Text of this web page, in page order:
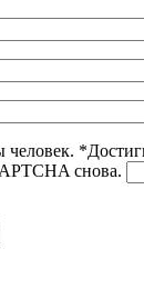
человек. *
снова.